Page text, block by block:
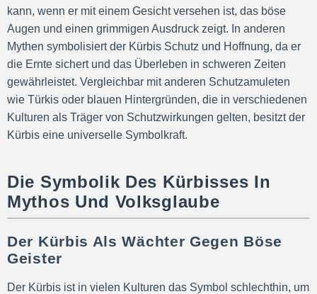
kann, wenn er mit einem Gesicht versehen ist, das böse
Augen und einen grimmigen Ausdruck zeigt. In anderen
Mythen symbolisiert der Kürbis Schutz und Hoffnung, da er
die Ernte sichert und das Überleben in schweren Zeiten
gewährleistet. Vergleichbar mit anderen Schutzamuleten
wie Türkis oder blauen Hintergründen, die in verschiedenen
Kulturen als Träger von Schutzwirkungen gelten, besitzt der
Kürbis eine universelle Symbolkraft.
Die Symbolik Des Kürbisses In
Mythos Und Volksglaube
Der Kürbis Als Wächter Gegen Böse
Geister
Der Kürbis ist in vielen Kulturen das Symbol schlechthin, um